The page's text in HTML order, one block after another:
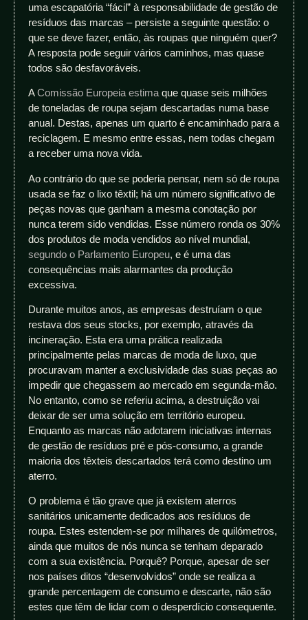
uma escapatória “fácil” à responsabilidade de gestão de
resíduos das marcas – persiste a seguinte questão: o
que se deve fazer, então, às roupas que ninguém quer?
A resposta pode seguir vários caminhos, mas quase
todos são desfavoráveis.
AComissão Europeia estima que quase seis milhões
de toneladas de roupa sejam descartadas numa base
anual. Destas, apenas um quarto é encaminhado para a
reciclagem. E mesmo entre essas, nem todas chegam
a receber uma nova vida.
Ao contrário do que se poderia pensar, nem só de roupa
usada se faz o lixo têxtil; há um número significativo de
peças novas que ganham a mesma conotação por
nunca terem sido vendidas. Esse número ronda os 30%
dos produtos de moda vendidos ao nível mundial,
segundo o Parlamento Europeu, e é uma das
consequências mais alarmantes da produção
excessiva.
Durante muitos anos, as empresas destruíam o que
restava dos seus stocks, por exemplo, através da
incineração. Esta era uma prática realizada
principalmente pelas marcas de moda de luxo, que
procuravam manter a exclusividade das suas peças ao
impedir que chegassem ao mercado em segunda-mão.
No entanto, como se referiu acima, a destruição vai
deixar de ser uma solução em território europeu.
Enquanto as marcas não adotarem iniciativas internas
de gestão de resíduos pré e pós-consumo, a grande
maioria dos têxteis descartados terá como destino um
aterro.
O problema é tão grave que já existem aterros
sanitários unicamente dedicados aos resíduos de
roupa. Estes estendem-se por milhares de quilómetros,
ainda que muitos de nós nunca se tenham deparado
com a sua existência. Porquê? Porque, apesar de ser
nos países ditos “desenvolvidos” onde se realiza a
grande percentagem de consumo e descarte, não são
estes que têm de lidar com o desperdício consequente.